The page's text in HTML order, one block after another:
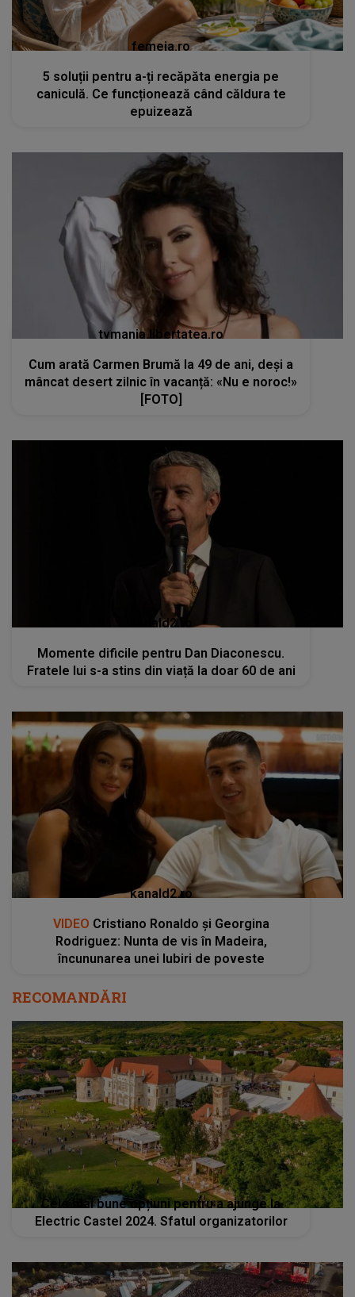
femeia.ro
5 soluții pentru a-ți recăpăta energia pe
caniculă. Ce funcționează când căldura te
epuizează
tvmania.libertatea.ro
Cum arată Carmen Brumă la 49 de ani, deși a
mâncat desert zilnic în vacanță: «Nu e noroc!»
[FOTO]
kanald2.ro
Momente dificile pentru Dan Diaconescu.
Fratele lui s-a stins din viață la doar 60 de ani
kanald2.ro
VIDEO Cristiano Ronaldo și Georgina
Rodriguez: Nunta de vis în Madeira,
încununarea unei Iubiri de poveste
RECOMANDĂRI
Cele mai bune opțiuni pentru a ajunge la
Electric Castel 2024. Sfatul organizatorilor